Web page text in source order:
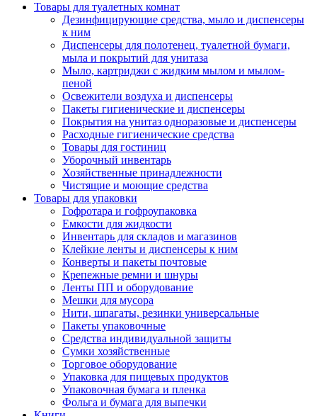
Товары для туалетных комнат
Дезинфицирующие средства, мыло и диспенсеры
к ним
Диспенсеры для полотенец, туалетной бумаги,
мыла и покрытий для унитаза
Мыло, картриджи с жидким мылом и мылом-
пеной
Освежители воздуха и диспенсеры
Пакеты гигиенические и диспенсеры
Покрытия на унитаз одноразовые и диспенсеры
Расходные гигиенические средства
Товары для гостиниц
Уборочный инвентарь
Хозяйственные принадлежности
Чистящие и моющие средства
Товары для упаковки
Гофротара и гофроупаковка
Емкости для жидкости
Инвентарь для складов и магазинов
Клейкие ленты и диспенсеры к ним
Конверты и пакеты почтовые
Крепежные ремни и шнуры
Ленты ПП и оборудование
Мешки для мусора
Нити, шпагаты, резинки универсальные
Пакеты упаковочные
Средства индивидуальной защиты
Сумки хозяйственные
Торговое оборудование
Упаковка для пищевых продуктов
Упаковочная бумага и пленка
Фольга и бумага для выпечки